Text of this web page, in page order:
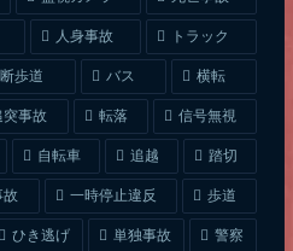
人身事故 トラック
歩道 バス 横転
突事故 転落 信号無視
自転車 追越 踏切
故 一時停止違反 歩道
ひき逃げ 単独事故 警察